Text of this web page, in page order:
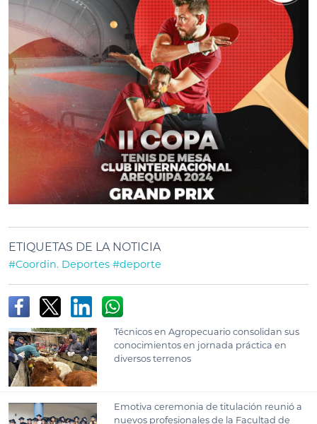
ETIQUETAS DE LA NOTICIA
#Coordin. Deportes #deporte
Técnicos en Agropecuario consolidan sus
conocimientos en jornada práctica en
diversos terrenos
Emotiva ceremonia de titulación reunió a
nuevos profesionales de la Facultad de